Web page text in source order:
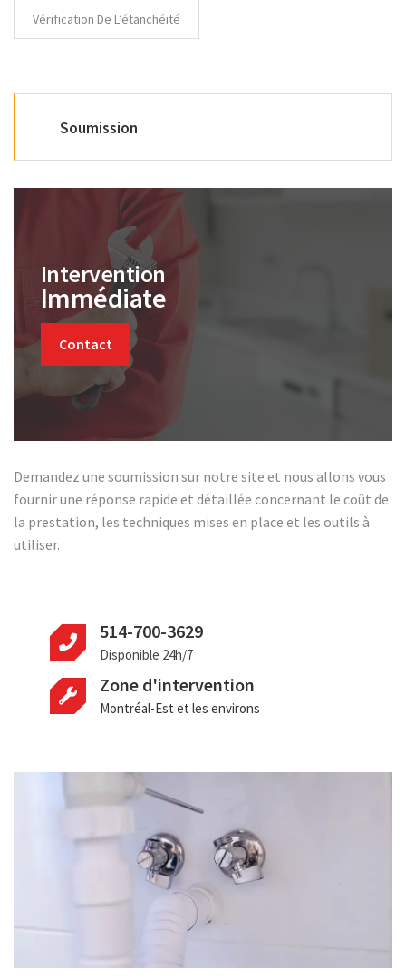
Vérification De L’étanchéité
Soumission
Intervention
Immédiate
Contact
Demandez une soumission sur notre site et nous allons vous
fournir une réponse rapide et détaillée concernant le coût de
la prestation, les techniques mises en place et les outils à
utiliser.
514-700-3629
Disponible 24h/7
Zone d'intervention
Montréal-Est et les environs